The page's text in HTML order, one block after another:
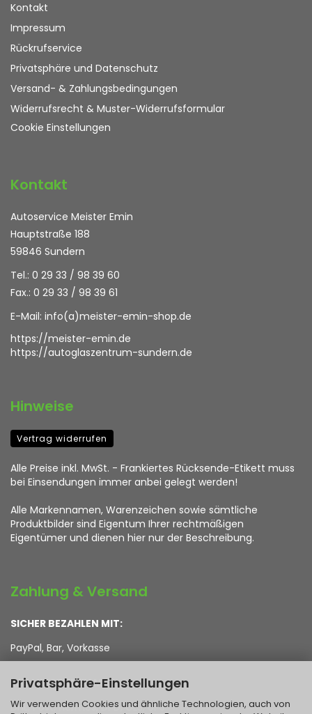
Privatsphäre-Einstellungen
Wir verwenden Cookies und ähnliche Technologien, auch von
Kontakt
Impressum
Rückrufservice
Privatsphäre und Datenschutz
Versand- & Zahlungsbedingungen
Widerrufsrecht & Muster-Widerrufsformular
Cookie Einstellungen
Kontakt
Autoservice Meister Emin
Hauptstraße 188
59846 Sundern
Tel.: 0 29 33 / 98 39 60
Fax.: 0 29 33 / 98 39 61
E-Mail: info(a)meister-emin-shop.de
https://meister-emin.de
https://autoglaszentrum-sundern.de
Hinweise
Vertrag widerrufen
Alle Preise inkl. MwSt. - Frankiertes Rücksende-Etikett muss
bei Einsendungen immer anbei gelegt werden!
Alle Markennamen, Warenzeichen sowie sämtliche
Produktbilder sind Eigentum Ihrer rechtmäßigen
Eigentümer und dienen hier nur der Beschreibung.
Zahlung & Versand
SICHER BEZAHLEN MIT:
PayPal, Bar, Vorkasse
WIR VERSENDEN MIT:
DHL, Post, Hermes, DPD, GLS, UPS